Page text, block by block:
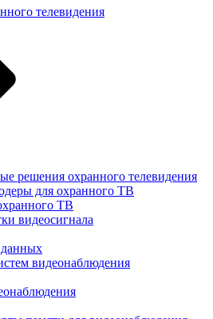
телевидения
решения охранного телевидения
для охранного ТВ
ТВ
видеосигнала
видеонаблюдения